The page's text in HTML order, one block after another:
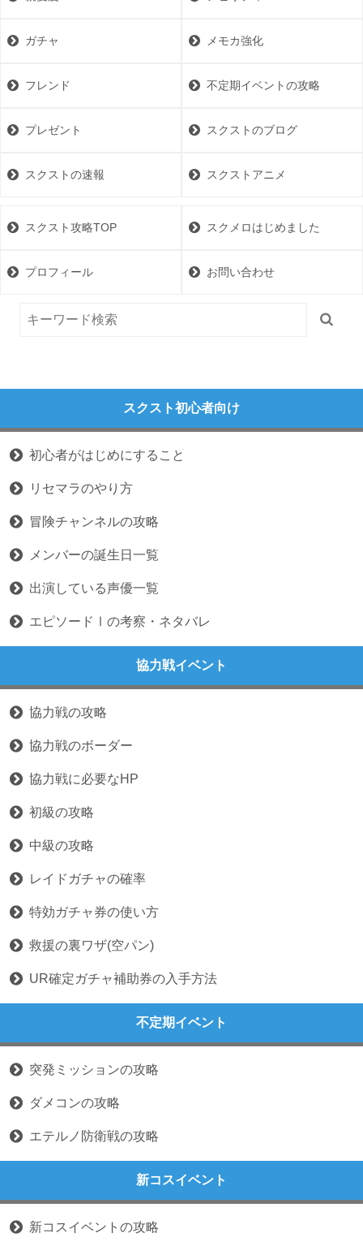
ガチャ メモカ強化
フレンド 不定期イベントの攻略
プレゼント スクストのブログ
スクストの速報 スクストアニメ
スクスト攻略TOP スクメロはじめました
プロフィール お問い合わせ
スクスト初心者向け
初心者がはじめにすること
リセマラのやり方
冒険チャンネルの攻略
メンバーの誕生日一覧
出演している声優一覧
エピソードⅠの考察・ネタバレ
協力戦イベント
協力戦の攻略
協力戦のボーダー
協力戦に必要なHP
初級の攻略
中級の攻略
レイドガチャの確率
特効ガチャ券の使い方
救援の裏ワザ(空パン)
UR確定ガチャ補助券の入手方法
不定期イベント
突発ミッションの攻略
ダメコンの攻略
エテルノ防衛戦の攻略
新コスイベント
新コスイベントの攻略